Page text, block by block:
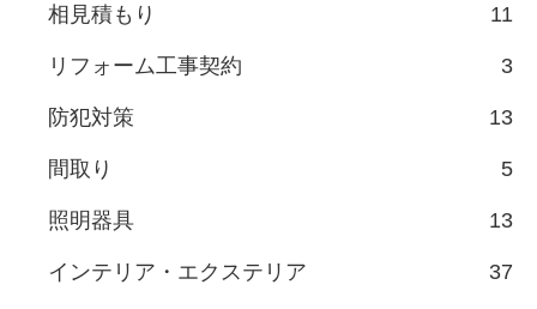
相見積もり 11
リフォーム工事契約 3
防犯対策 13
間取り 5
照明器具 13
インテリア・エクステリア 37